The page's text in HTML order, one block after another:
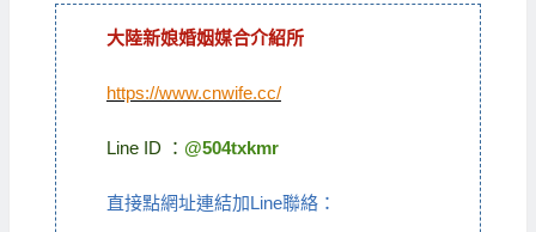
大陸新娘婚姻媒合介紹所
https://www.cnwife.cc/
Line ID ： @504txkmr
直接點網址連結加Line聯絡：